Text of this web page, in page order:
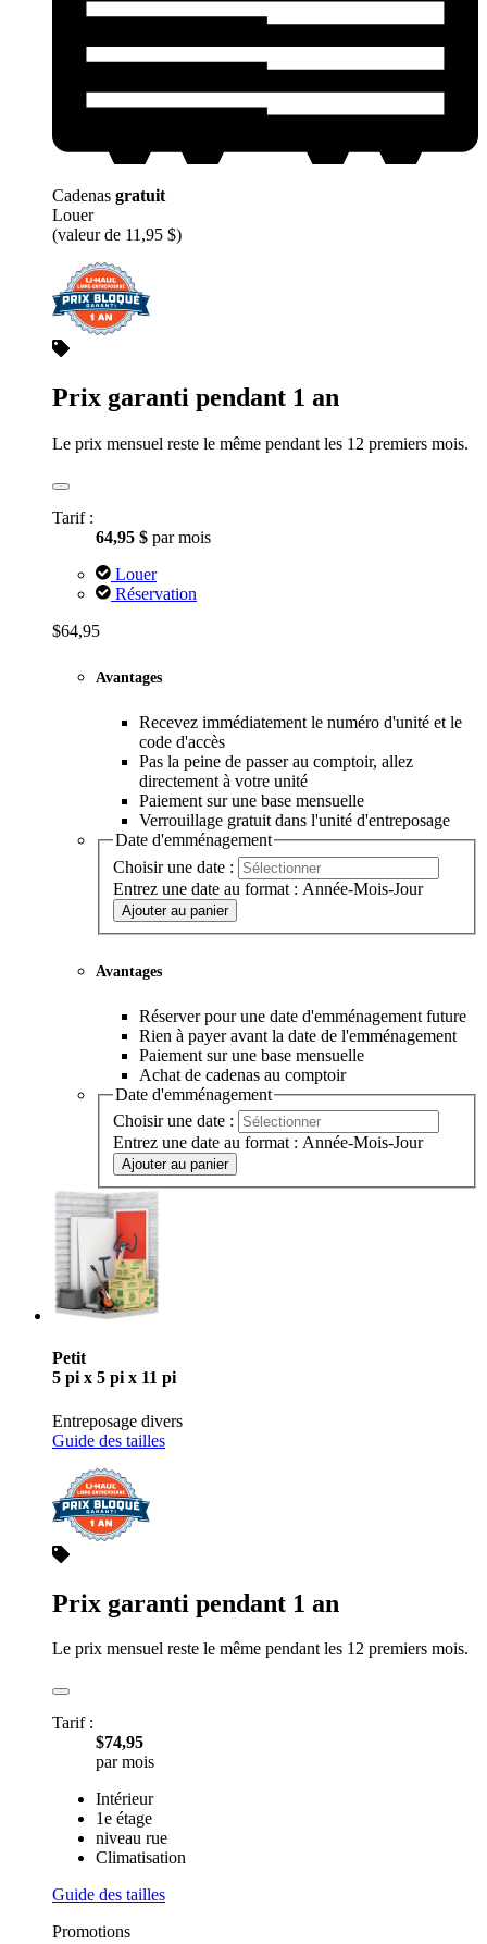
Cadenas
Louer
Prix garanti pendant 1 an
Le prix mensuel reste le même pendant les 12 premiers mois.
64,95 $par mois
Louer
Réservation
Avantages
Recevez immédiatement le numéro d'unité et le
code d'accès
Pas la peine de passer au comptoir, allez
directement à votre unité
Verrouillage gratuit dans l'unité d'entreposage
Choisir une date :
Entrez une date au format : Année-Mois-Jour
Ajouter au panier
Avantages
Réserver pour une date d'emménagement future
Rien à payer avant la date de l'emménagement
Paiement sur une base mensuelle
Achat de cadenas au comptoir
Date d'emménagement
Choisir une date :
Entrez une date au format : Année-Mois-Jour
Ajouter au panier
Petit
5 pi x 5 pi x 11 pi
Entreposage divers
Prix garanti pendant 1 an
Le prix mensuel reste le même pendant les 12 premiers mois.
$74,95
par mois